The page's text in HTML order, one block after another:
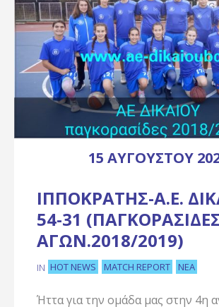
15 ΑΥΓΟΎΣΤΟΥ
ΙΠΠΟΚΡΆΤΗΣ-Α.Ε.
54-31
ΑΓΩΝ.2018/2019)
IN HOT NEWS MATCH REPORT ΝΈΑ
Ήττα για την ομάδα μας στην 4η